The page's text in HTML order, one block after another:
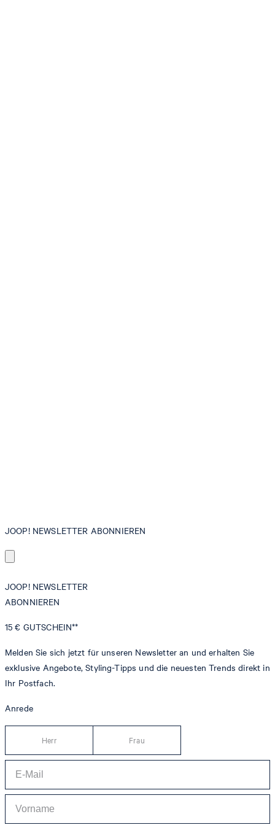
JOOP! NEWSLETTER ABONNIEREN
JOOP! NEWSLETTER
ABONNIEREN
15 € GUTSCHEIN**
Melden Sie sich jetzt für unseren Newsletter an und erhalten Sie
exklusive Angebote, Styling-Tipps und die neuesten Trends direkt in
Ihr Postfach.
Anrede
Herr Frau